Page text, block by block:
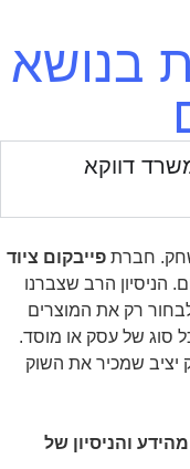
בנושא
דווקא
חברת פייבקום ציוד
20 שנה בתחום. הניסיון הרב שצברנו
רק את המוצרים
סוג של עסק או מוסד.
יציב שמכיר את השוק
והניסיון של